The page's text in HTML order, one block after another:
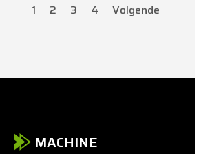
1 2 3 4 Volgende
MACHINE